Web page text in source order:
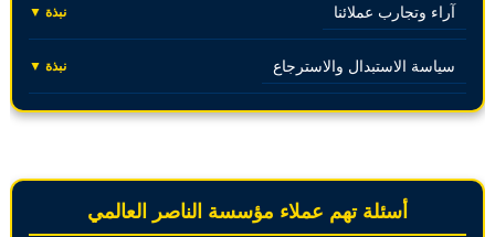
آراء وتجارب عملائنا نبذة ▼
سياسة الاستبدال والاسترجاع نبذة ▼
أسئلة تهم عملاء مؤسسة الناصر العالمي